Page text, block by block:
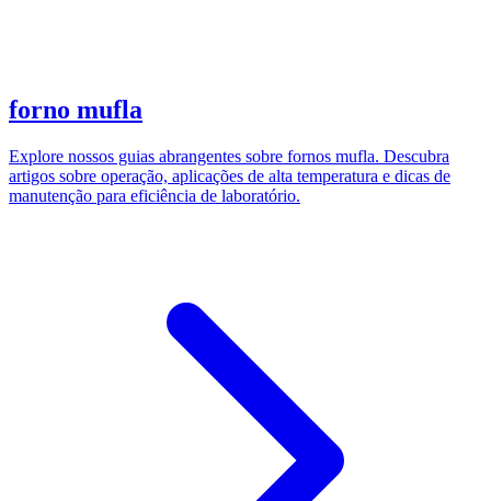
forno mufla
Explore nossos guias abrangentes sobre fornos mufla. Descubra
artigos sobre operação, aplicações de alta temperatura e dicas de
manutenção para eficiência de laboratório.